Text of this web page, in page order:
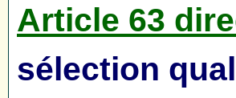
Article 63
sélection